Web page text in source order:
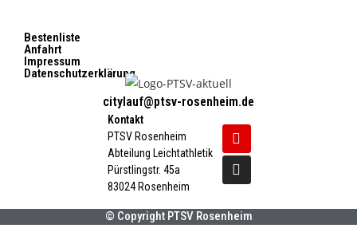
Bestenliste
Anfahrt
Impressum
Datenschutzerklärung
citylauf@ptsv-rosenheim.de
Kontakt
PTSV Rosenheim
Abteilung Leichtathletik
Pürstlingstr. 45a
83024 Rosenheim
© Copyright PTSV Rosenheim